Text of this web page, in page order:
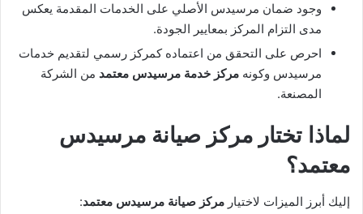
وجود ضمان مرسيدس الأصلي على الخدمات المقدمة يعكس
مدى التزام المركز بمعايير الجودة.
احرص على التحقق من اعتماده كمركز رسمي لتقديم خدمات
مرسيدس وكونه مركز خدمة مرسيدس معتمد من الشركة
المصنعة.
لماذا تختار مركز صيانة مرسيدس
معتمد؟
إليك أبرز الميزات لاختيار مركز صيانة مرسيدس معتمد: